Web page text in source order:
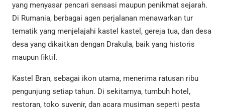
yang menyasar pencari sensasi maupun penikmat sejarah.
Di Rumania, berbagai agen perjalanan menawarkan tur
tematik yang menjelajahi kastel kastel, gereja tua, dan desa
desa yang dikaitkan dengan Drakula, baik yang historis
maupun fiktif.
Kastel Bran, sebagai ikon utama, menerima ratusan ribu
pengunjung setiap tahun. Di sekitarnya, tumbuh hotel,
restoran, toko suvenir, dan acara musiman seperti pesta